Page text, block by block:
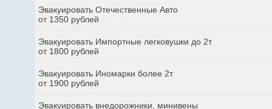
Эвакуировать Отечественные Авто
от 1350 рублей
Эвакуировать Импортные легковушки до 2т
от 1800 рублей
Эвакуировать Иномарки более 2т
от 1900 рублей
Эвакуировать внедорожники, минивены